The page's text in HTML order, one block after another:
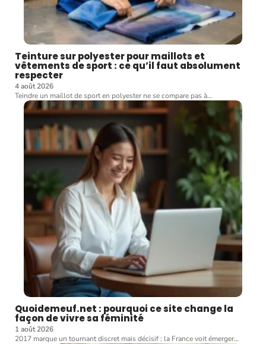
Teinture sur polyester pour maillots et
vêtements de sport : ce qu’il faut absolument
respecter
4 août 2026
Teindre un maillot de sport en polyester ne se compare pas à…
Quoidemeuf.net : pourquoi ce site change la
façon de vivre sa féminité
1 août 2026
2017 marque un tournant discret mais décisif : la France voit émerger…